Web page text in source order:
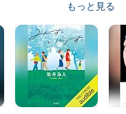
もっと見る